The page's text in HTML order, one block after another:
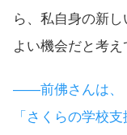
ら、私自身の新
よい機会だと考え
――前佛さんは、
「さくらの学校